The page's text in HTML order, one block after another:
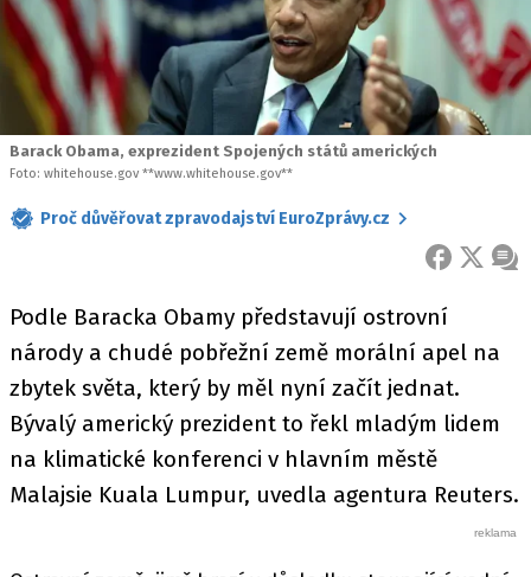
Barack Obama, exprezident Spojených států amerických
Foto: whitehouse.gov **www.whitehouse.gov**
Proč důvěřovat zpravodajství EuroZprávy.cz
FACEBOOK
X
Podle Baracka Obamy představují ostrovní
národy a chudé pobřežní země morální apel na
zbytek světa, který by měl nyní začít jednat.
Bývalý americký prezident to řekl mladým lidem
na klimatické konferenci v hlavním městě
Malajsie Kuala Lumpur, uvedla agentura Reuters.